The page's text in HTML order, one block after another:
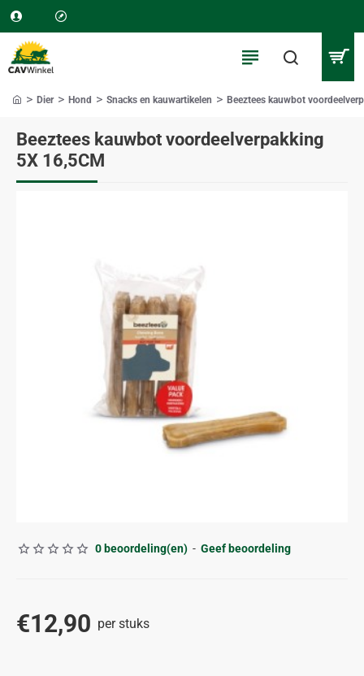
Beeztees kauwbot voordeelverpakking
5X 16,5CM
Dier Hond Snacks en kauwartikelen Beeztees kauwbot
0 beoordeling(en) - Geef beoordeling
€12,90 per stuks